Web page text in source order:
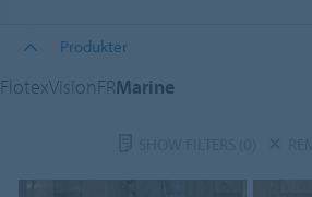
Produkter
FlotexVisionFRMarine